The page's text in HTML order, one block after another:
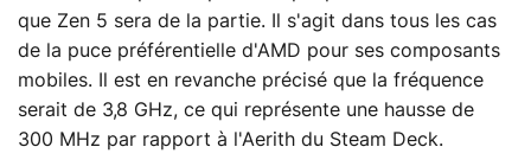
que Zen 5 sera de la partie. Il s'agit dans tous les cas
de la puce préférentielle d'AMD pour ses composants
mobiles. Il est en revanche précisé que la fréquence
serait de 3,8 GHz, ce qui représente une hausse de
300 MHz par rapport à l'Aerith du Steam Deck.